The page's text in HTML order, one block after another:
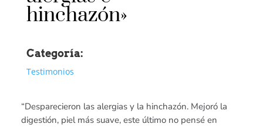
hinchazón»
Categoría:
Testimonios
“Desparecieron las alergias y la hinchazón. Mejoró la
digestión, piel más suave, este último no pensé en